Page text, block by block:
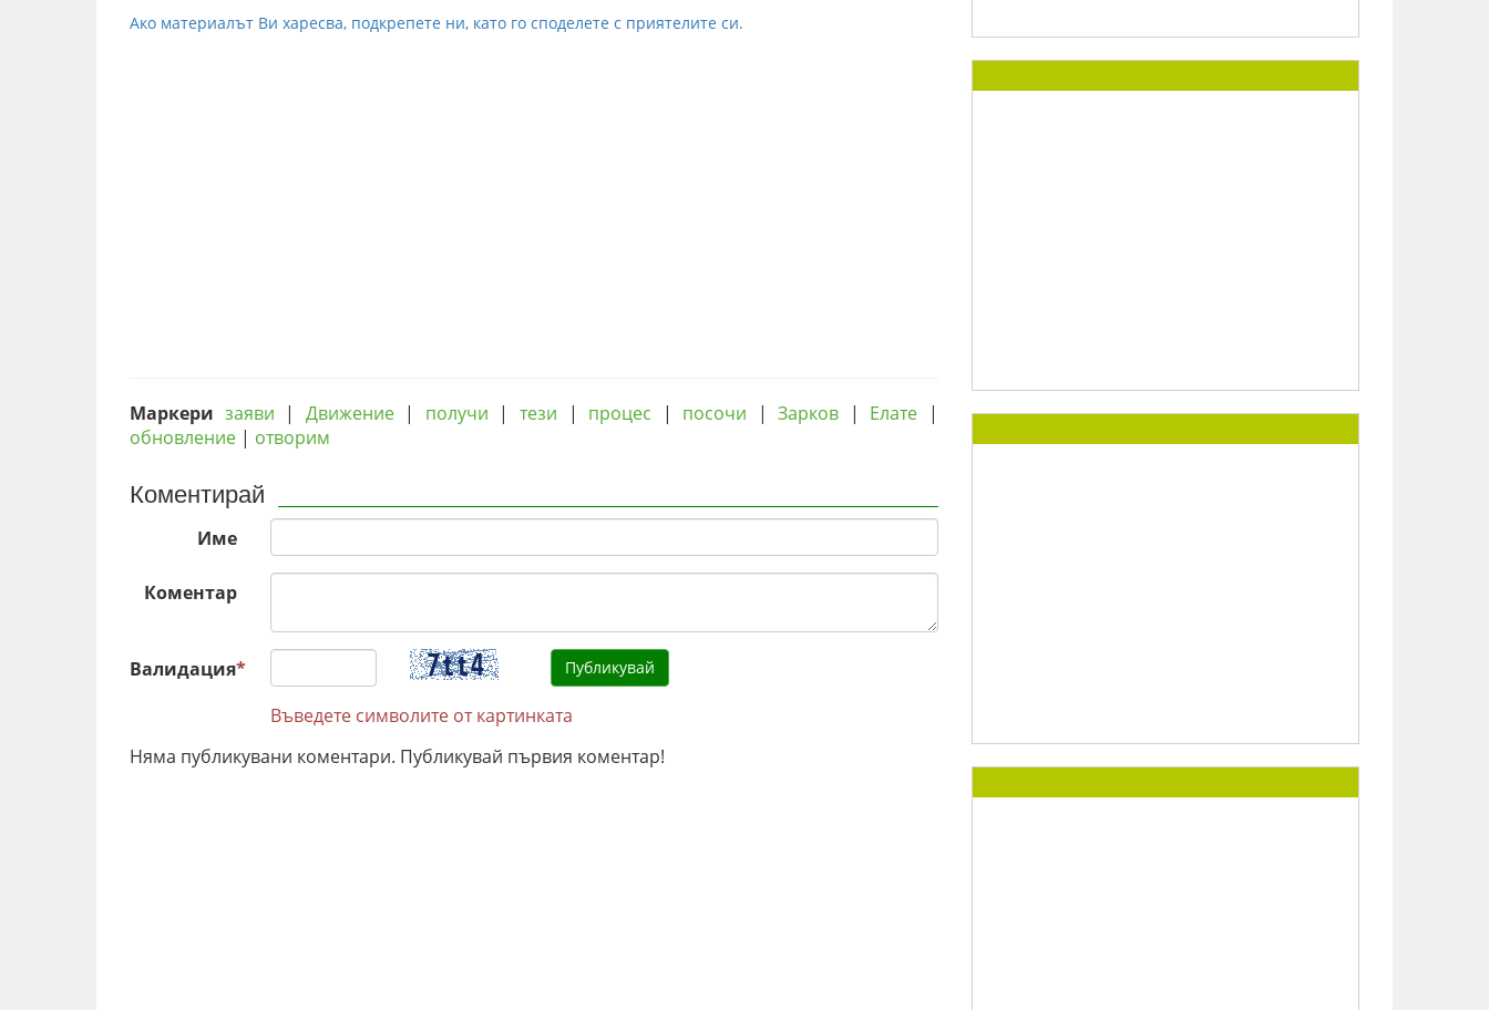
Ако материалът Ви харесва, подкрепете ни, като го споделете с приятелите си.
Маркери заяви | Движение| получи | тези | процес | посочи |Зарков | Елате |
обновление | отворим
Коментирай
Име
Коментар
Валидация*
Въведете символите от картинката
Няма публикувани коментари. Публикувай първия коментар!